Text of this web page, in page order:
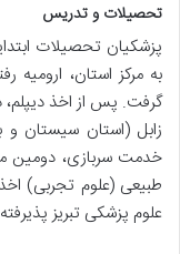
تحصیلات و تدریس
پزشکیان تحصیلات
به مرکز استان، ارومیه
خدمت سربازی، دومین
علوم پزشکی تبریز